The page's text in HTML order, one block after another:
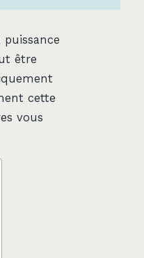
être
cette
vous